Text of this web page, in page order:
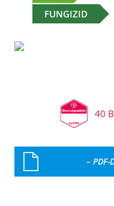
FUNGIZID
40
– PDF-